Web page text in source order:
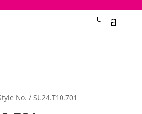
No. / SU24.T10.701